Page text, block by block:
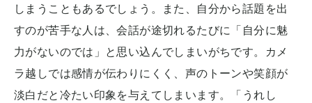
しまうこともあるでしょう。また、自分から話題を出
すのが苦手な人は、会話が途切れるたびに「自分に魅
力がないのでは」と思い込んでしまいがちです。カメ
ラ越しでは感情が伝わりにくく、声のトーンや笑顔が
淡白だと冷たい印象を与えてしまいます。「うれし